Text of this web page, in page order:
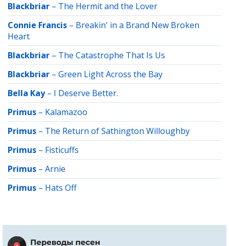
Blackbriar – The Hermit and the Lover
Connie Francis – Breakin' in a Brand New Broken
Heart
Blackbriar – The Catastrophe That Is Us
Blackbriar – Green Light Across the Bay
Bella Kay– I Deserve Better.
Primus – Kalamazoo
Primus – The Return of Sathington Willoughby
Primus – Fisticuffs
Primus – Arnie
Primus – Hats Off